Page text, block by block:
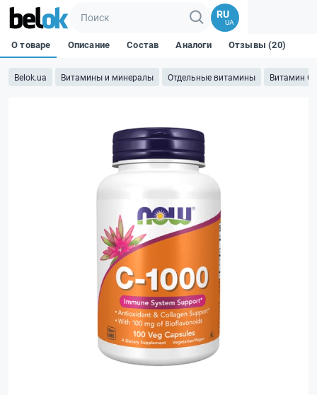
RU
UA
Belok.ua Витамины и минералы Отдельные витамины Витамин C
О товаре Описание Состав Аналоги Отзывы (20)